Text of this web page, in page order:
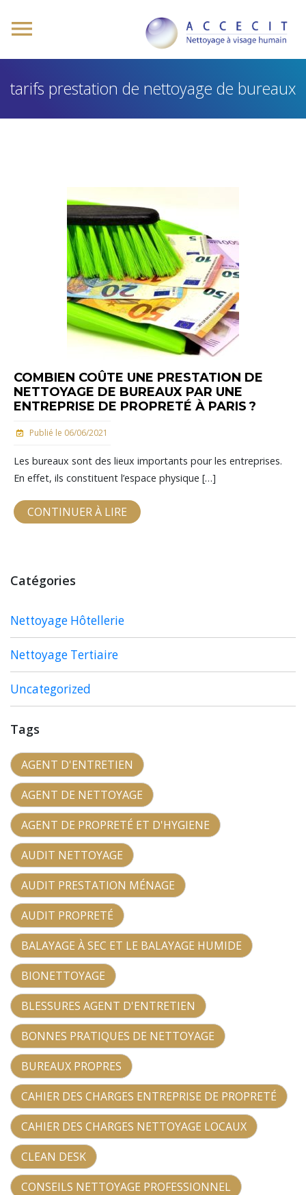
tarifs prestation de nettoyage de bureaux
COMBIEN COÛTE UNE PRESTATION DE
NETTOYAGE DE BUREAUX PAR UNE
ENTREPRISE DE PROPRETÉ À PARIS ?
Publié le 06/06/2021
Les bureaux sont des lieux importants pour les entreprises.
En effet, ils constituent l’espace physique […]
CONTINUER À LIRE
Catégories
Nettoyage Hôtellerie
Nettoyage Tertiaire
Uncategorized
Tags
AGENT D'ENTRETIEN
AGENT DE NETTOYAGE
AGENT DE PROPRETÉ ET D'HYGIENE
AUDIT NETTOYAGE
AUDIT PRESTATION MÉNAGE
AUDIT PROPRETÉ
BALAYAGE À SEC ET LE BALAYAGE HUMIDE
BIONETTOYAGE
BLESSURES AGENT D'ENTRETIEN
BONNES PRATIQUES DE NETTOYAGE
BUREAUX PROPRES
CAHIER DES CHARGES ENTREPRISE DE PROPRETÉ
CAHIER DES CHARGES NETTOYAGE LOCAUX
CLEAN DESK
CONSEILS NETTOYAGE PROFESSIONNEL